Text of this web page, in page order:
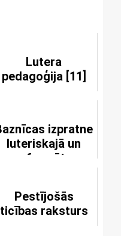
Lutera
pedagoģija [11]
izpratne
luteriskajā un
reformēto
Pestījošās
ticības raksturs